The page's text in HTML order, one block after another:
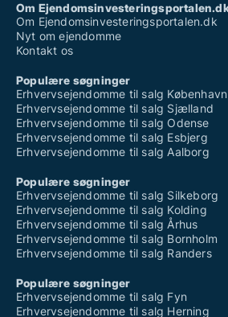
Om
Om Ejendomsinvesteringsportalen.dk
Nyt om ejendomme
Kontakt os
Populære søgninger
Erhvervsejendomme til salg København
Erhvervsejendomme til salg Sjælland
Erhvervsejendomme til salg Odense
Erhvervsejendomme til salg Esbjerg
Erhvervsejendomme til salg Aalborg
Populære søgninger
Erhvervsejendomme til salg Silkeborg
Erhvervsejendomme til salg Kolding
Erhvervsejendomme til salg Århus
Erhvervsejendomme til salg Bornholm
Erhvervsejendomme til salg Randers
Populære søgninger
Erhvervsejendomme til salg Fyn
Erhvervsejendomme til salg Herning